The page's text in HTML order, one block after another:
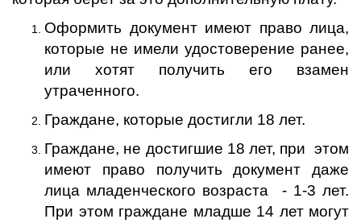
Оформить документ имеют право лица,
которые не имели удостоверение ранее,
или хотят получить его взамен
утраченного.
Граждане, которые достигли 18 лет.
Граждане, не достигшие 18 лет, при этом
имеют право получить документ даже
лица младенческого возраста - 1-3 лет.
При этом граждане младше 14 лет могут